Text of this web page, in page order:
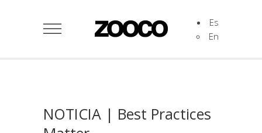
Es
En
NOTICIA | Best Practices